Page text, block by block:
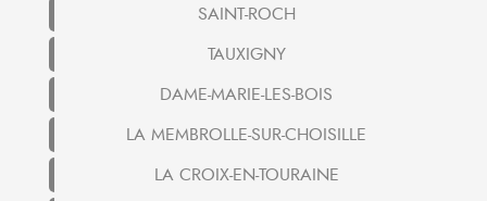
SAINT-ROCH
TAUXIGNY
DAME-MARIE-LES-BOIS
LA MEMBROLLE-SUR-CHOISILLE
LA CROIX-EN-TOURAINE